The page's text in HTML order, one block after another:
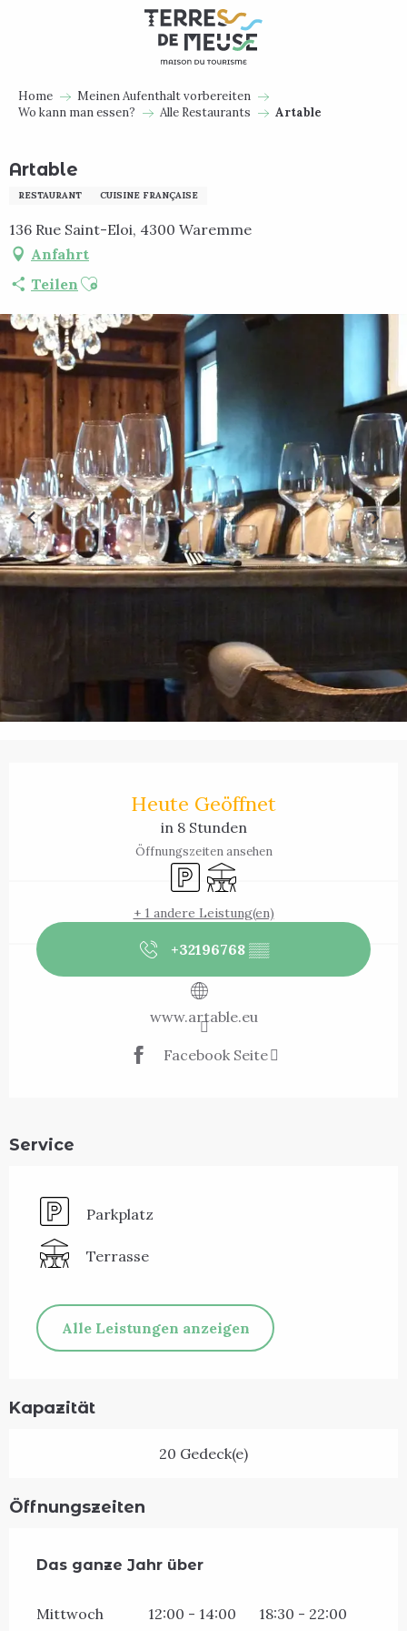
Home
Meinen Aufenthalt vorbereiten
Wo kann man essen?
Alle Restaurants Artable
Artable
RESTAURANT CUISINE FRANÇAISE
136 Rue Saint-Eloi, 4300 Waremme
Anfahrt
Teilen Ajouter aux favoris
Heute Geöffnet
in 8 Stunden
Öffnungszeiten ansehen
ParkplatzTerrasse
+ 1 andere Leistung(en)
+32196768 ▒▒
www.artable.eu
Facebook Seite
Service
Parkplatz
Terrasse
Alle Leistungen anzeigen
Kapazität
20 Gedeck(e)
Öffnungszeiten
Das ganze Jahr über
Das ganze Jahr über
Mittwoch 12:00 - 14:00 18:30 - 22:00